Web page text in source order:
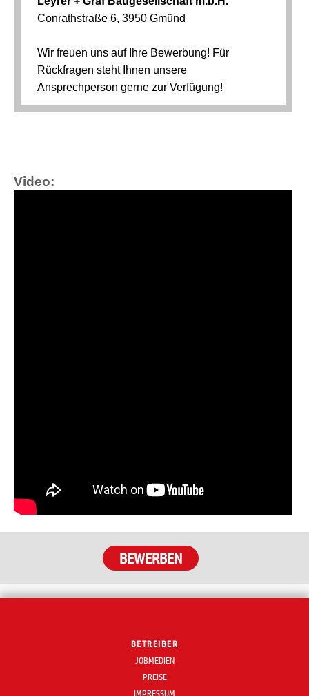
Video:
BETREIBER
JOBMEDIEN
PREISE
IMPRESSUM